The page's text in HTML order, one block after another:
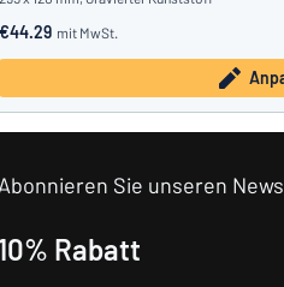
€44.29 mit MwSt.
Sie unseren
Rabatt